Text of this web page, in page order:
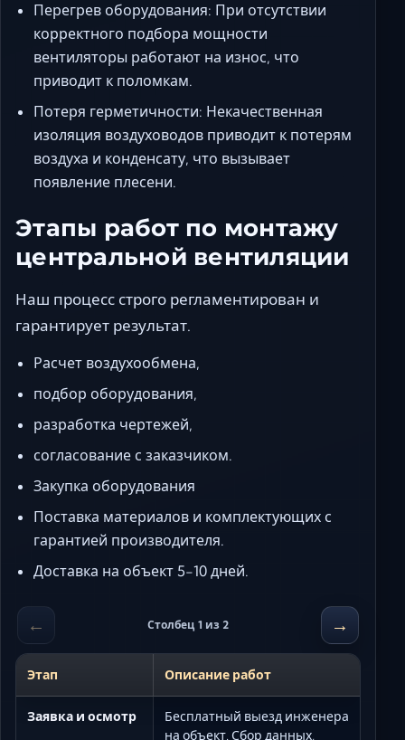
Перегрев оборудования: При отсутствии
корректного подбора мощности
вентиляторы работают на износ, что
приводит к поломкам.
Потеря герметичности: Некачественная
изоляция воздуховодов приводит к потерям
воздуха и конденсату, что вызывает
появление плесени.
Этапы работ по монтажу
центральной вентиляции
Наш процесс строго регламентирован и
гарантирует результат.
Расчет воздухообмена,
подбор оборудования,
разработка чертежей,
согласование с заказчиком.
Закупка оборудования
Поставка материалов и комплектующих с
гарантией производителя.
Доставка на объект 5-10 дней.
← Столбец 1 из 2 →
Этап Описание работ
Заявка и осмотр
Бесплатный выезд инженера
на объект. Сбор данных,